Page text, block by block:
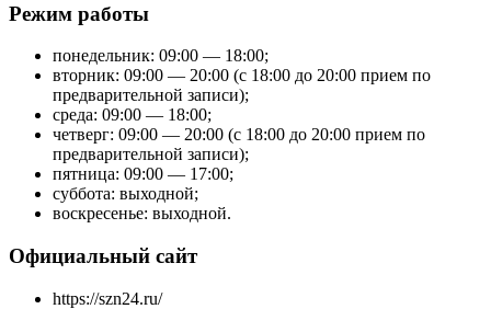
Режим работы
понедельник: 09:00 — 18:00;
вторник: 09:00 — 20:00 (с 18:00 до 20:00 прием по
предварительной записи);
среда: 09:00 — 18:00;
четверг: 09:00 — 20:00 (с 18:00 до 20:00 прием по
предварительной записи);
пятница: 09:00 — 17:00;
суббота: выходной;
воскресенье: выходной.
Официальный сайт
https://szn24.ru/